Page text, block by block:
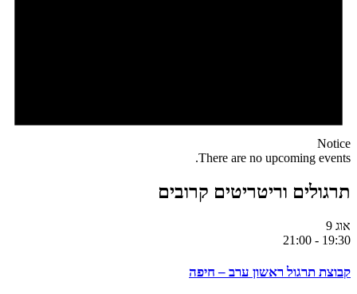
Notice
There are no upcoming events.
תרגולים וריטריטים קרובים
אוג 9
19:30
-
21:00
קבוצת תרגול ראשון ערב – חיפה